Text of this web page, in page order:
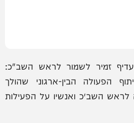
זמיר לשמור לראש השב"כ:
הפעולה הבין-ארגוני שהולך
השב״כ ואנשיו על הפעילות